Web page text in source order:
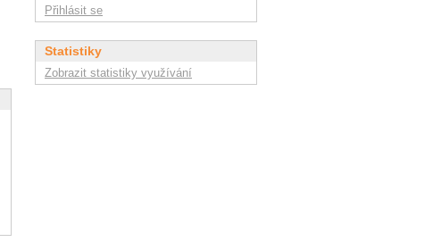
Přihlásit se
Statistiky
Zobrazit statistiky využívání